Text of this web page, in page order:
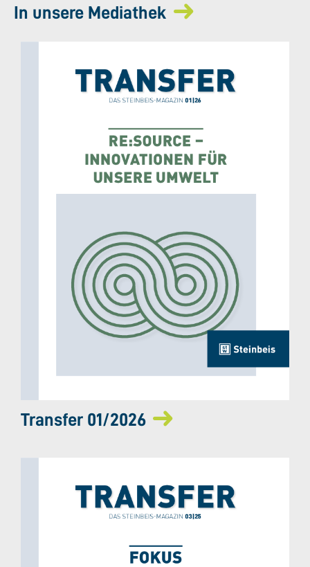
In unsere Mediathek
Transfer 01/2026